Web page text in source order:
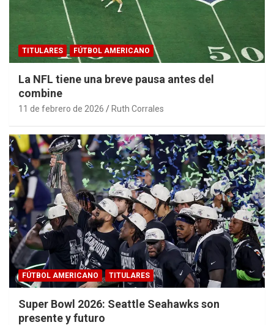
TITULARES FÚTBOL AMERICANO
La NFL tiene una breve pausa antes del
combine
11 de febrero de 2026 Ruth Corrales
FÚTBOL AMERICANO TITULARES
Super Bowl 2026: Seattle Seahawks son
presente y futuro